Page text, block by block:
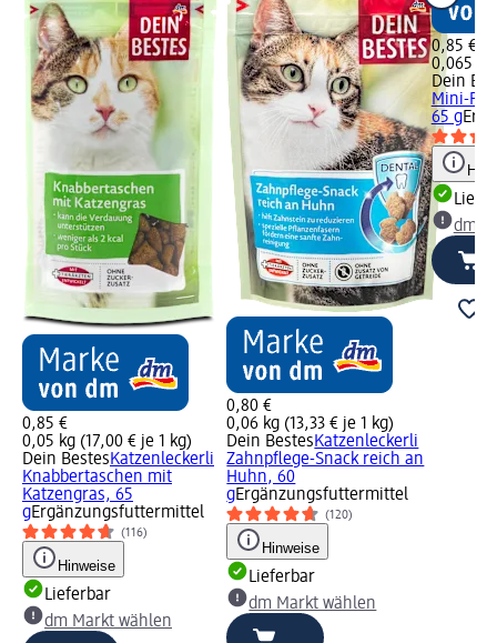
0,85 €
0,05 kg (17,00 € je 1 kg)
Dein BestesKatzenleckerli
Knabbertaschen mit
Katzengras, 65
gErgänzungsfuttermittel
(116)
Hinweise
Lieferbar
dm Markt wählen
0,80 €
0,06 kg (13,33 € je 1 kg)
Dein BestesKatzenleckerli
Zahnpflege-Snack reich an
Huhn, 60
gErgänzungsfuttermittel
(120)
Hinweise
Lieferbar
dm Markt wählen
0,85 €
0,065 kg
Dein
Mini-
65 g
dm